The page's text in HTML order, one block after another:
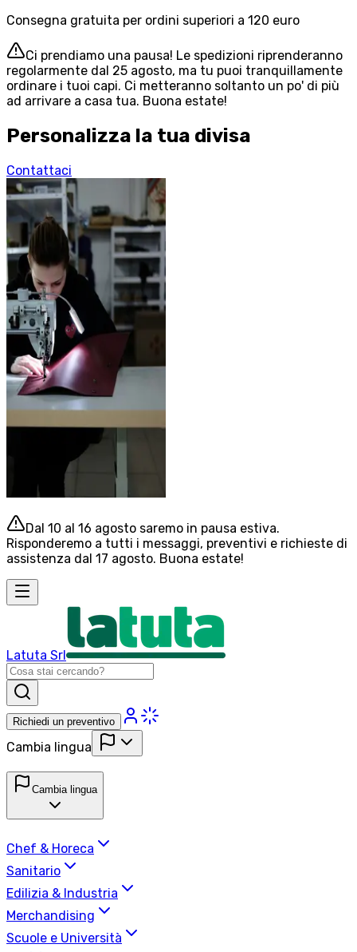
Consegna gratuita per ordini superiori a 120 euro
Ci prendiamo una pausa! Le spedizioni riprenderanno
regolarmente dal 25 agosto, ma tu puoi tranquillamente
ordinare i tuoi capi. Ci metteranno soltanto un po' di più
ad arrivare a casa tua. Buona estate!
Personalizza la tua divisa
Contattaci
Dal 10 al 16 agosto saremo in pausa estiva.
Risponderemo a tutti i messaggi, preventivi e richieste di
assistenza dal 17 agosto. Buona estate!
Latuta Srl
Richiedi un preventivo
Cambia lingua
Cambia lingua
Chef & Horeca
Sanitario
Edilizia & Industria
Merchandising
Scuole e Università